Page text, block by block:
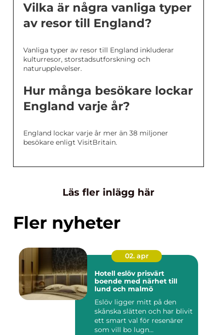
Vilka är några vanliga typer
av resor till England?
Vanliga typer av resor till England inkluderar
kulturresor, storstadsutforskning och
naturupplevelser.
Hur många besökare lockar
England varje år?
England lockar varje år mer än 38 miljoner
besökare enligt VisitBritain.
Läs fler inlägg här
Fler nyheter
02. apr
Hotell eslöv prisvärt
boende med närhet till
lund och malmö
Eslöv ligger mitt på den
skånska slätten och har blivit
ett smart val för resenärer
som vill bo lugn...